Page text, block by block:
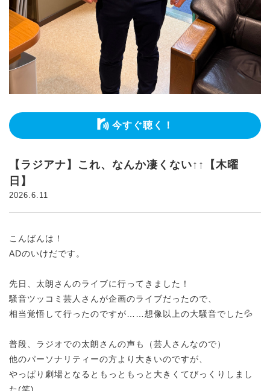
今すぐ聴く！
【ラジアナ】これ、なんか凄くない↑↑【木曜
日】
2026.6.11
こんばんは！
ADのいけだです。
先日、太朗さんのライブに行ってきました！
騒音ツッコミ芸人さんが企画のライブだったので、
相当覚悟して行ったのですが……想像以上の大騒音でした💦
普段、ラジオでの太朗さんの声も（芸人さんなので）
他のパーソナリティーの方より大きいのですが、
やっぱり劇場となるともっともっと大きくてびっくりしまし